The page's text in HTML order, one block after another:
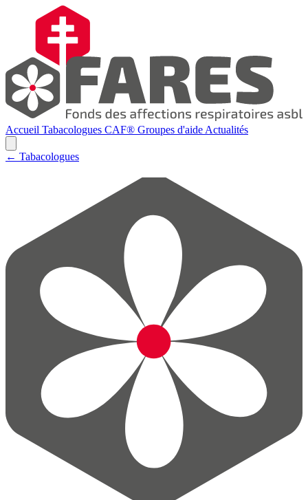
Accueil Tabacologues CAF® Groupes d'aide Actualités
← Tabacologues